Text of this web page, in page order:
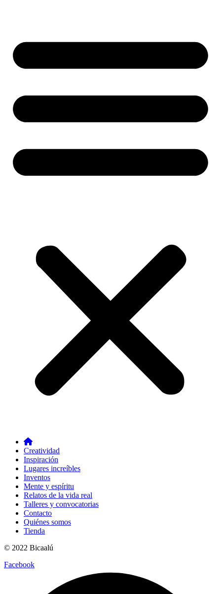
Creatividad
Inspiración
Lugares increíbles
Inventos
Mente y espíritu
Relatos de la vida real
Talleres y convocatorias
Contacto
Quiénes somos
Tienda
© 2022 Bicaalú
Facebook